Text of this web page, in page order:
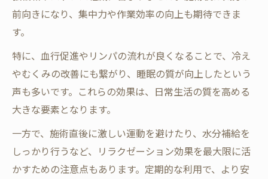
験
アクセス良好なリラクゼーションで叶う癒
やし
リラクゼーション習慣がもたらす心身の変
西武池袋線沿線で味わう特別なリラクゼー
ション
前向きになり、集中力や作業効率の向上も期待できま
す。
特に、血行促進やリンパの流れが良くなることで、冷え
やむくみの改善にも繋がり、睡眠の質が向上したという
声も多いです。これらの効果は、日常生活の質を高める
大きな要素となります。
一方で、施術直後に激しい運動を避けたり、水分補給を
しっかり行うなど、リラクゼーション効果を最大限に活
かすための注意点もあります。定期的な利用で、より安